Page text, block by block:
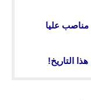
عليا
التاريخ!